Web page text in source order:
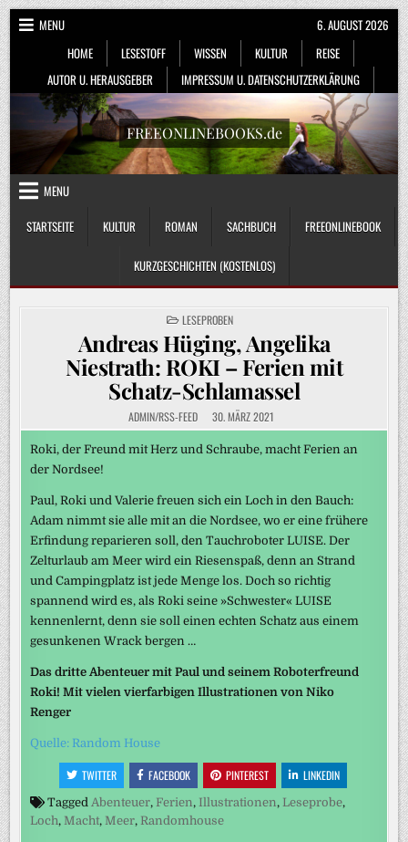
Skip
to
content
MENU
HOME
LESESTOFF WISSEN KULTUR
REISE
AUTOR U. HERAUSGEBER
IMPRESSUM U. DATENSCHUTZERKLÄRUNG
6. AUGUST 2026
FREEONLINEBOOKS.de
MENU
STARTSEITE
KULTUR ROMAN SACHBUCH FREEONLINEBOOK
KURZGESCHICHTEN (KOSTENLOS)
POSTED
IN
LESEPROBEN
Andreas Hüging, Angelika
Niestrath: ROKI – Ferien mit
Schatz-Schlamassel
ADMIN/RSS-FEED 30. MÄRZ 2021
Roki, der Freund mit Herz und Schraube, macht Ferien an
der Nordsee!
Paul, Roki und Valerie freuen sich ein Loch in den Bauch:
Adam nimmt sie alle mit an die Nordsee, wo er eine frühere
Erfindung reparieren soll, den Tauchroboter LUISE. Der
Zelturlaub am Meer wird ein Riesenspaß, denn an Strand
und Campingplatz ist jede Menge los. Doch so richtig
spannend wird es, als Roki seine »Schwester« LUISE
kennenlernt, denn sie soll einen echten Schatz aus einem
gesunkenen Wrack bergen …
Das dritte Abenteuer mit Paul und seinem Roboterfreund
Roki! Mit vielen vierfarbigen Illustrationen von Niko
Renger
Quelle: Random House
TWITTER FACEBOOK PINTEREST LINKEDIN
Tagged Abenteuer, Ferien, Illustrationen, Leseprobe,
Loch, Macht, Meer, Randomhouse